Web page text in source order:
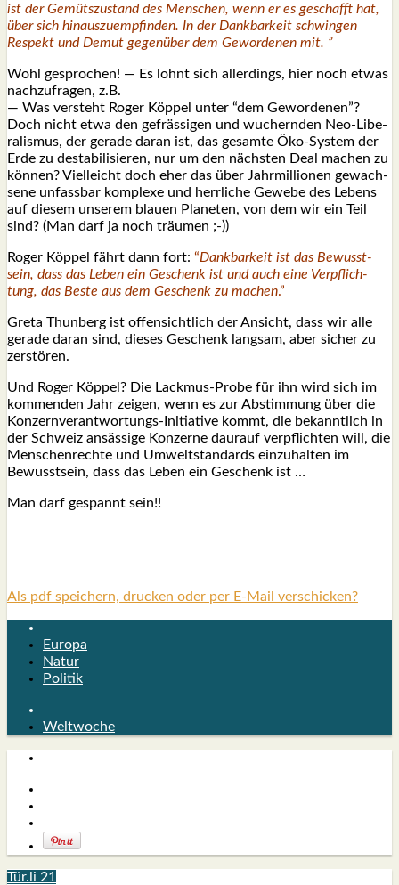
ist der Gemüts­zu­stand des Men­schen, wenn er es geschafft hat,
über sich hin­aus­zu­emp­fin­den. In der Dank­bar­keit schwin­gen
Respekt und Demut gegen­über dem Gewor­de­nen mit. ”
Wohl gespro­chen! — Es lohnt sich aller­dings, hier noch etwas
nach­zu­fra­gen, z.B.
— Was ver­steht Roger Köp­pel unter “dem Gewor­de­nen”?
Doch nicht etwa den gefräs­si­gen und wuchern­den Neo-Libe­
ra­lis­mus, der gera­de dar­an ist, das gesam­te Öko-Sys­tem der
Erde zu desta­bi­li­sie­ren, nur um den nächs­ten Deal machen zu
kön­nen? Viel­leicht doch eher das über Jahr­mil­lio­nen gewach­
se­ne unfass­bar kom­ple­xe und herr­li­che Gewe­be des Lebens
auf die­sem unse­rem blau­en Pla­ne­ten, von dem wir ein Teil
sind? (Man darf ja noch träu­men ;-))
Roger Köp­pel fährt dann fort: “Dank­bar­keit ist das Bewusst­
sein, dass das Leben ein Geschenk ist und auch eine Ver­pflich­
tung, das Bes­te aus dem Geschenk zu machen.”
Gre­ta Thun­berg ist offen­sicht­lich der Ansicht, dass wir alle
gera­de dar­an sind, die­ses Geschenk lang­sam, aber sicher zu
zer­stö­ren.
Und Roger Köp­pel? Die Lack­mus-Pro­be für ihn wird sich im
kom­men­den Jahr zei­gen, wenn es zur Abstim­mung über die
Kon­zern­ver­ant­wor­tungs-Initia­ti­ve kommt, die bekannt­lich in
der Schweiz ansäs­si­ge Kon­zer­ne daurauf ver­pflich­ten will, die
Men­schen­rech­te und Umwelt­stan­dards ein­zu­hal­ten im
Bewusst­sein, dass das Leben ein Geschenk ist …
Man darf gespannt sein!!
Als pdf speichern, drucken oder per E-Mail verschicken?
Europa
Natur
Politik
Weltwoche
Tür.li 21